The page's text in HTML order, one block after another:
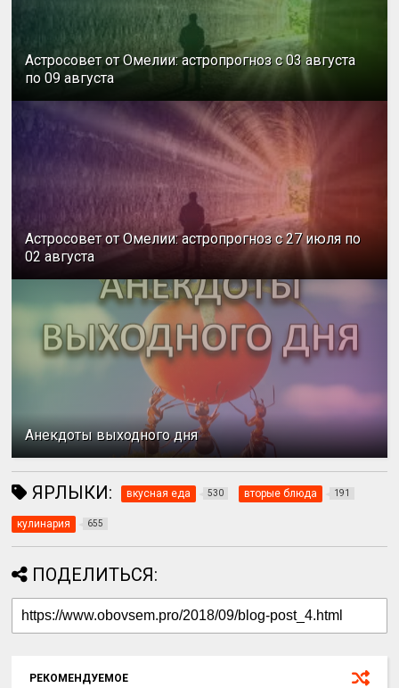
Астросовет от Омелии: астропрогноз с 03 августа
по 09 августа
Астросовет от Омелии: астропрогноз с 27 июля по
02 августа
Анекдоты выходного дня
ЯРЛЫКИ: вкусная еда 530 вторые блюда 191
кулинария 655
ПОДЕЛИТЬСЯ:
РЕКОМЕНДУЕМОЕ